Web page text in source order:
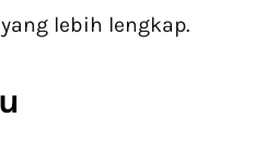
lebih lengkap.